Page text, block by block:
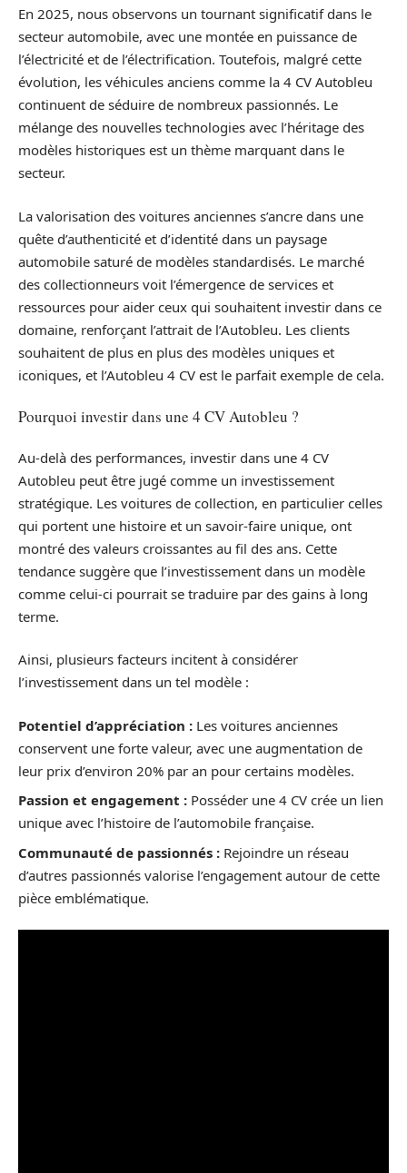
En 2025, nous observons un tournant significatif dans le
secteur automobile, avec une montée en puissance de
l’électricité et de l’électrification. Toutefois, malgré cette
évolution, les véhicules anciens comme la 4 CV Autobleu
continuent de séduire de nombreux passionnés. Le
mélange des nouvelles technologies avec l’héritage des
modèles historiques est un thème marquant dans le
secteur.
La valorisation des voitures anciennes s’ancre dans une
quête d’authenticité et d’identité dans un paysage
automobile saturé de modèles standardisés. Le marché
des collectionneurs voit l’émergence de services et
ressources pour aider ceux qui souhaitent investir dans ce
domaine, renforçant l’attrait de l’Autobleu. Les clients
souhaitent de plus en plus des modèles uniques et
iconiques, et l’Autobleu 4 CV est le parfait exemple de cela.
Pourquoi investir dans une 4 CV Autobleu ?
Au-delà des performances, investir dans une 4 CV
Autobleu peut être jugé comme un investissement
stratégique. Les voitures de collection, en particulier celles
qui portent une histoire et un savoir-faire unique, ont
montré des valeurs croissantes au fil des ans. Cette
tendance suggère que l’investissement dans un modèle
comme celui-ci pourrait se traduire par des gains à long
terme.
Ainsi, plusieurs facteurs incitent à considérer
l’investissement dans un tel modèle :
Potentiel d’appréciation : Les voitures anciennes
conservent une forte valeur, avec une augmentation de
leur prix d’environ 20% par an pour certains modèles.
Passion et engagement : Posséder une 4 CV crée un lien
unique avec l’histoire de l’automobile française.
Communauté de passionnés : Rejoindre un réseau
d’autres passionnés valorise l’engagement autour de cette
pièce emblématique.